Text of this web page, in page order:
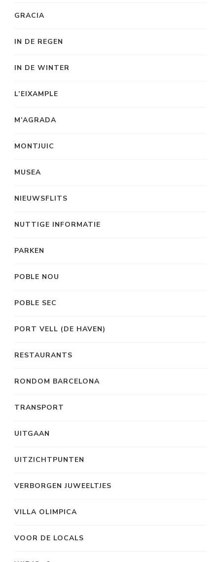
GRACIA
IN DE REGEN
IN DE WINTER
L’EIXAMPLE
M’AGRADA
MONTJUIC
MUSEA
NIEUWSFLITS
NUTTIGE INFORMATIE
PARKEN
POBLE NOU
POBLE SEC
PORT VELL (DE HAVEN)
RESTAURANTS
RONDOM BARCELONA
TRANSPORT
UITGAAN
UITZICHTPUNTEN
VERBORGEN JUWEELTJES
VILLA OLIMPICA
VOOR DE LOCALS